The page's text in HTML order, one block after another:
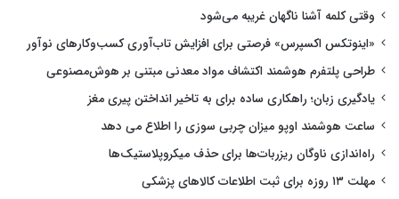
وقتی کلمه آشنا ناگهان غریبه می‌شود
«اینوتکس اکسپرس» فرصتی برای افزایش تاب‌آوری کسب‌وکارهای نوآور
طراحی پلتفرم هوشمند اکتشاف مواد معدنی مبتنی بر هوش‌مصنوعی
یادگیری زبان؛ راهکاری ساده برای به تاخیر انداختن پیری مغز
ساعت هوشمند اوپو میزان چربی سوزی را اطلاع می دهد
راه‌اندازی ناوگان ریزربات‌ها برای حذف میکروپلاستیک‌ها
مهلت ۱۳ روزه برای ثبت اطلاعات کالاهای پزشکی